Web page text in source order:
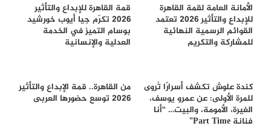
الأمانة العامة لقمة القاهرة
للإبداع والتأثير 2026 تعتمد
القوائم الرسمية النهائية
للمشاركة والتكريم
قمة القاهرة للإبداع والتأثير
2026 تكرّم جيا أيوب خورشيد
بوسام التميز في الخدمة
العدلية والإنسانية
كندة علوش تكشف أسرارًا تُروى
للمرة الأولى: عن عمرو يوسف،
الغيرة، الأمومة، والبيت… “أنا
فنانة Part Time”
من القاهرة.. قمة الإبداع والتأثير
2026 توسع حضورها العربى